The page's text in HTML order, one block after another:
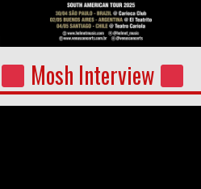
Mosh Interview